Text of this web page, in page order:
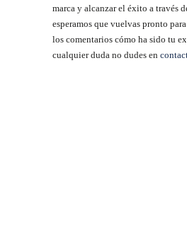
marca y alcanzar el éxito a través
esperamos que vuelvas pronto
los comentarios cómo ha sido tu
cualquier duda no dudes en